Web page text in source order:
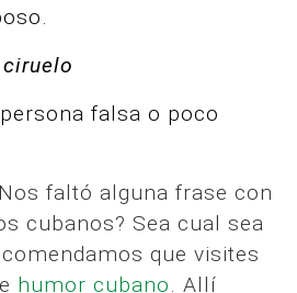
falsa o poco
faltó alguna frase con
cubanos? Sea cual sea
que visites
humor cubano. Allí